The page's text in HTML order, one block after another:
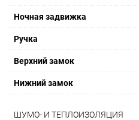
Ночная задвижка
Ручка
Верхний замок
Нижний замок
ШУМО- И ТЕПЛОИЗОЛЯЦИЯ